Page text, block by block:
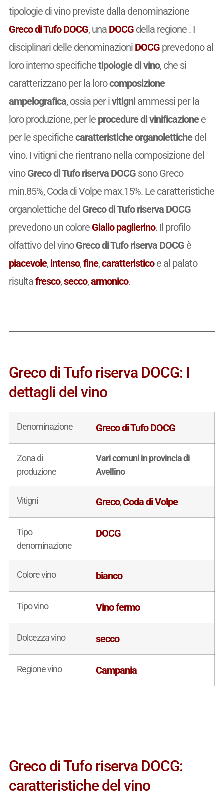
tipologie di vino previste dalla denominazione
Greco di Tufo DOCG, una DOCGdella regione . I
disciplinari delle denominazioni DOCGprevedono al
loro interno specifichetipologie di vino, che si
caratterizzano per la lorocomposizione
ampelografica, ossia per ivitigniammessi per la
loro produzione, per le procedure di vinificazionee
per le specifichecaratteristiche organolettichedel
vino. I vitigni che rientrano nella composizione del
vinoGreco di Tufo riserva DOCGsono Greco
min.85%, Coda di Volpe max.15%. Le caratteristiche
organolettiche delGreco di Tufo riserva DOCG
prevedono un colore Giallo paglierino. Il profilo
olfattivo del vinoGreco di Tufo riserva DOCGè
piacevole, intenso,fine,caratteristicoe al palato
risultafresco,secco,armonico.
Greco di Tufo riserva DOCG: I
dettagli del vino
Denominazione Greco di Tufo DOCG
Zona di
produzione
Vari comuni in provincia di
Avellino
Vitigni Greco,Coda di Volpe
Tipo
denominazione
DOCG
Colore vino bianco
Tipo vino Vino fermo
Dolcezza vino secco
Regione vino Campania
Greco di Tufo riserva DOCG:
caratteristiche del vino